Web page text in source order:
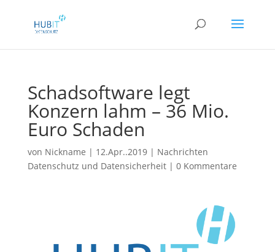
Schadsoftware legt
Konzern lahm – 36 Mio.
Euro Schaden
von Nickname | 12.Apr..2019| Nachrichten
Datenschutz und Datensicherheit| 0 Kommentare